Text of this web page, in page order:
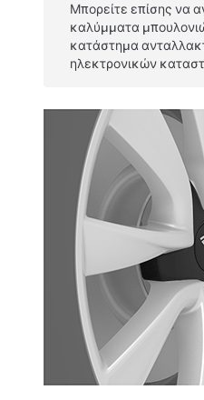
Μπορείτε επίσης να
καλύμματα
κατάστημα
ηλεκτρονικών